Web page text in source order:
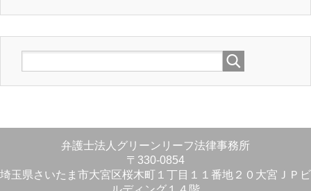
弁護士法人グリーンリーフ法律事務所
〒330-0854
埼玉県さいたま市大宮区桜木町１丁目１１番地２０大宮ＪＰビ